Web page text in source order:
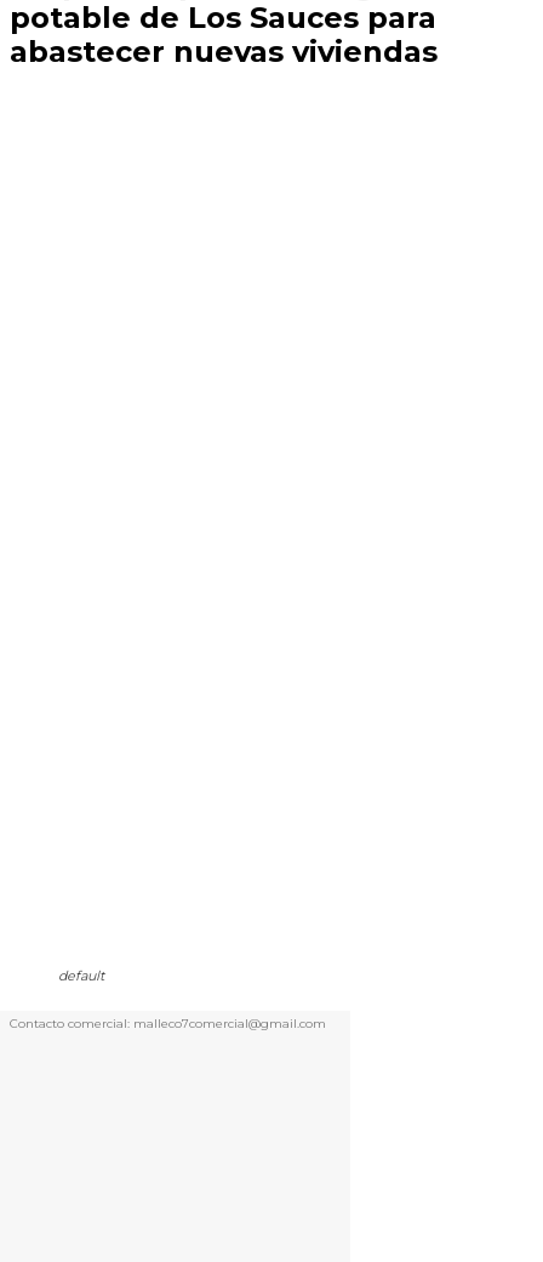
potable de Los Sauces para
abastecer nuevas viviendas
default
Contacto comercial: malleco7comercial@gmail.com